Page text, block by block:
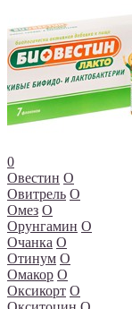
0
Овестин О
Овитрель О
Омез О
Орунгамин О
Очанка О
Отинум О
Омакор О
Оксикорт О